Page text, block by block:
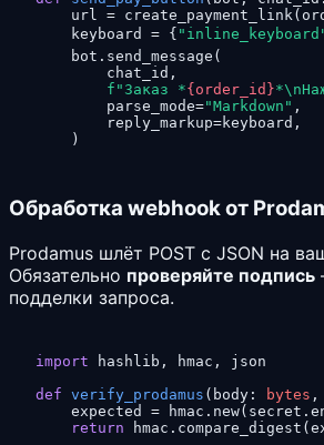
url =
    keyboard = {
    bot.send_message(
        chat_id,
f"Заказ *{order_id}
        parse_mode=
"Markdown" ,
        reply_markup=keyboard,
    )
Обработка webhook от
Prodamus шлёт POST с JSON на
Обязательно проверяйте подпись
подделки запроса.
import hashlib, hmac, json
def verify_prodamus ( body: bytes ,
expected =
return